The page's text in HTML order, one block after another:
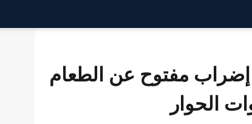
مفتوح عن الطعام
الحوار